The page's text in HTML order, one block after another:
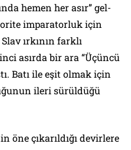
hemen her asır” gel-
imparatorluk için
ırkının farklı
asırda bir ara “Üçüncü
Batı ile eşit olmak için
ileri sürüldüğü
çıkarıldığı devirlere